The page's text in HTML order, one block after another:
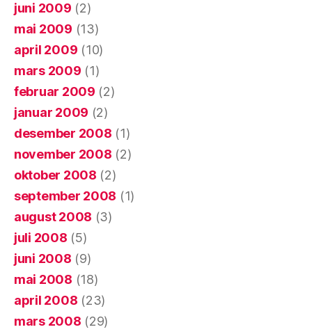
juni 2009 (2)
mai 2009 (13)
april 2009 (10)
mars 2009 (1)
februar 2009 (2)
januar 2009 (2)
desember 2008 (1)
november 2008 (2)
oktober 2008 (2)
september 2008 (1)
august 2008 (3)
juli 2008 (5)
juni 2008 (9)
mai 2008 (18)
april 2008 (23)
mars 2008 (29)